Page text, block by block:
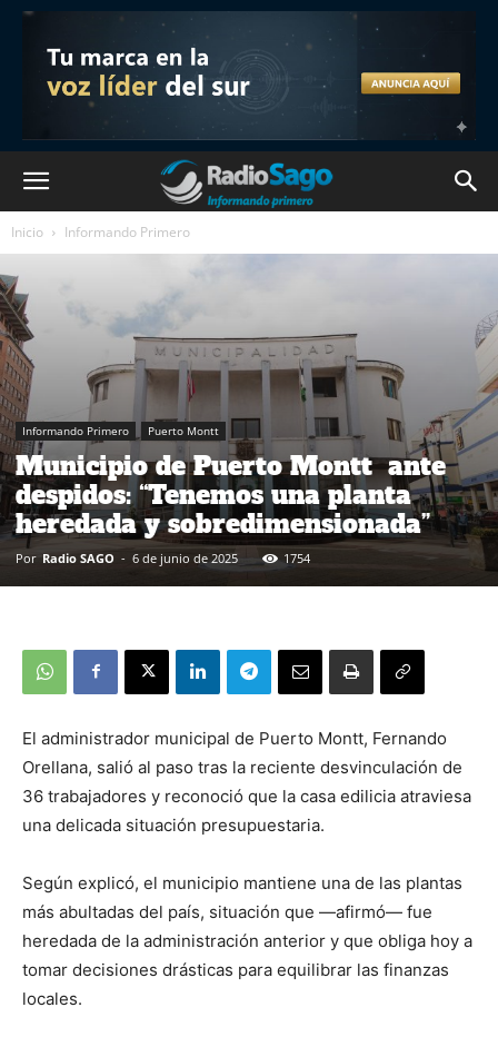
Inicio Informando Primero
Informando Primero Puerto Montt
Municipio de Puerto Montt ante
despidos: “Tenemos una planta
heredada y sobredimensionada”
Por Radio SAGO - 6 de junio de 2025 1754
El administrador municipal de Puerto Montt, Fernando
Orellana, salió al paso tras la reciente desvinculación de
36 trabajadores y reconoció que la casa edilicia atraviesa
una delicada situación presupuestaria.
Según explicó, el municipio mantiene una de las plantas
más abultadas del país, situación que —afirmó— fue
heredada de la administración anterior y que obliga hoy a
tomar decisiones drásticas para equilibrar las finanzas
locales.